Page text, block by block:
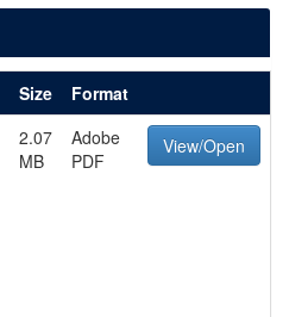
Size
Format
2.07
MB
Adobe
PDF
View/Open